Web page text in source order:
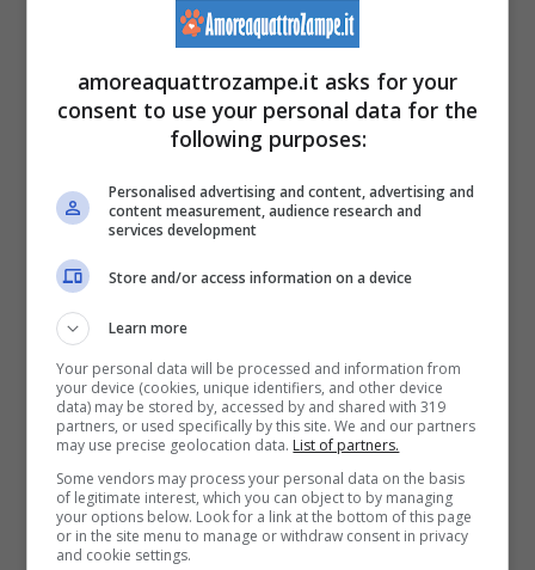
Pastore tedescoè una delle razze più
diffuse a amate. Molto intelligente, nasce
come cane da lavoro. Adatto a diverse utilità,
è stato usato dalle forze dell’ordine e
amoreaquattrozampe.it asks for your
consent to use your personal data for the
following purposes:
Personalised advertising and content, advertising and
content measurement, audience research and
services development
Store and/or access information on a device
Learn more
Your personal data will be processed and information from
your device (cookies, unique identifiers, and other device
data) may be stored by, accessed by and shared with 319
partners, or used specifically by this site. We and our partners
may use precise geolocation data. List of partners.
Some vendors may process your personal data on the basis
of legitimate interest, which you can object to by managing
your options below. Look for a link at the bottom of this page
or in the site menu to manage or withdraw consent in privacy
and cookie settings.